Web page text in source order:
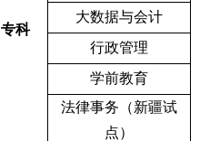
专科
大数据与会计
行政管理
学前教育
法律事务（新疆试
点）